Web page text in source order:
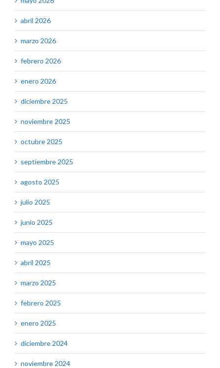
abril 2026
marzo 2026
febrero 2026
enero 2026
diciembre 2025
noviembre 2025
octubre 2025
septiembre 2025
agosto 2025
julio 2025
junio 2025
mayo 2025
abril 2025
marzo 2025
febrero 2025
enero 2025
diciembre 2024
noviembre 2024